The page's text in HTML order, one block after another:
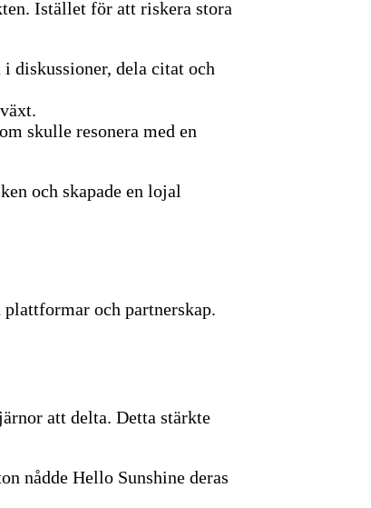
Istället för att riskera stora
diskussioner, dela citat och
skulle resonera med en
och skapade en lojal
och partnerskap.
att delta. Detta stärkte
nådde Hello Sunshine deras